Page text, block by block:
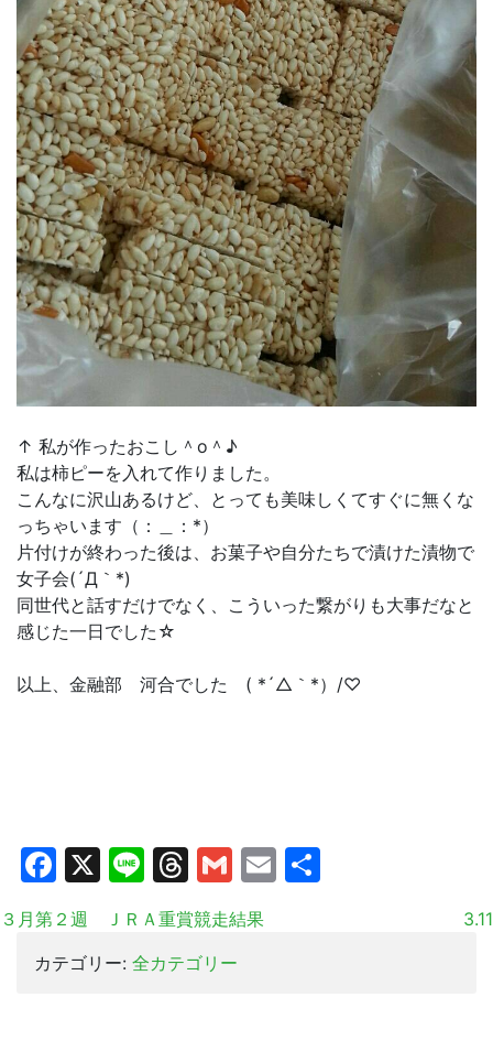
↑ 私が作ったおこし＾o＾♪
私は柿ピーを入れて作りました。
こんなに沢山あるけど、とっても美味しくてすぐに無くな
っちゃいます（：＿：*）
片付けが終わった後は、お菓子や自分たちで漬けた漬物で
女子会(´Д｀*)
同世代と話すだけでなく、こういった繋がりも大事だなと
感じた一日でした☆
以上、金融部 河合でした ( *´△｀*）/♡
Facebook
X LineThreads
Gmail
Email
３月第２週 ＪＲＡ重賞競走結果
3.11
カテゴリー: 全カテゴリー